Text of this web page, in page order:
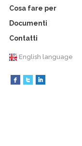
Cosa fare per
Documenti
Contatti
English language